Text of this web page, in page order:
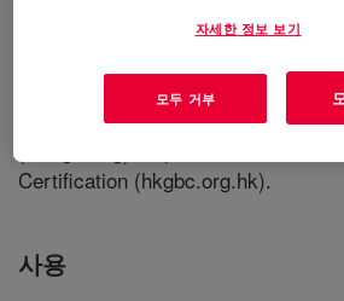
multi-purpose silicone curing
DOWSIL™ Green Multiple Purpose
achieved compliance with
was rated “Platinum” CIC Green
Certification (hkgbc.org.hk).
사용
자세한 정보 보기
모두 거부